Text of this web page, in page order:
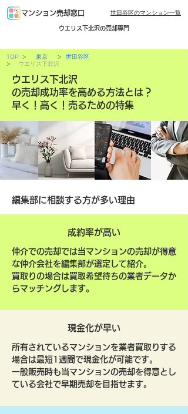
マンション売却窓口 世田谷区のマンション一覧
ウエリス下北沢の売却専門
TOP > 東京
>
>
ウエリス下北沢
世田谷区
ウエリス下北沢
の売却成功率を高める方法とは？
早く！高く！売るための特集
編集部に相談する方が多い理由
成約率が高い
仲介での売却では当マンションの売却が得意
な仲介会社を編集部が選定して紹介。
買取りの場合は買取希望待ちの業者データか
らマッチングします。
現金化が早い
所有されているマンションを業者買取りする
場合は最短1週間で現金化が可能です。
一般販売時も当マンションの売却を得意とし
ている会社で早期売却を目指せます。